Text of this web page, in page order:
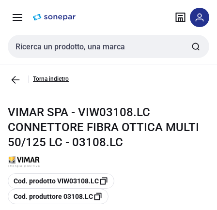
navigazione alla
Cerca input
Torna indietro
VIMAR SPA - VIW03108.LC
CONNETTORE FIBRA OTTICA MULTI
50/125 LC - 03108.LC
copia
Cod. prodotto VIW03108.LC
copia
Cod. produttore 03108.LC